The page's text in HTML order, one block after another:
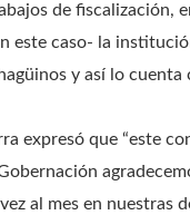
de fiscalización,
este caso- la
y así lo
expresó que “este
al mes en nuestras